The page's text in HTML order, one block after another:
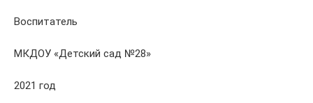
Воспитатель
МКДОУ «Детский сад №28»
2021 год